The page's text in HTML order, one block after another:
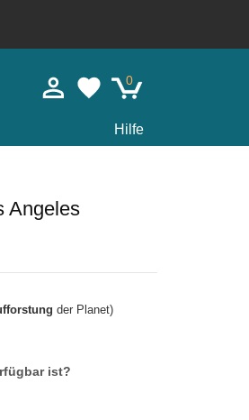
0
Hilfe
Angeles
der Planet)
ist?